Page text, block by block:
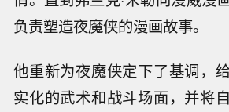
负责塑造夜魔侠的漫画故事。
他重新为夜魔侠定下了基调，
实化的武术和战斗场面，并将